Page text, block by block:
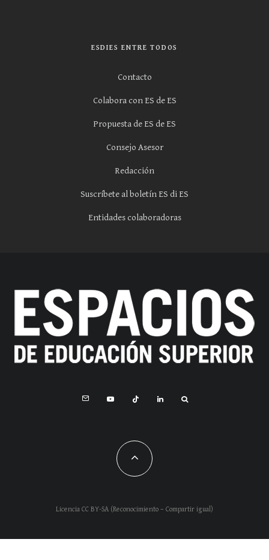
ESDIES ENTRE TODOS
Contacto
Colabora con ES de ES
Propuesta de ES de ES
Consejo Asesor
Redacción
Suscríbete al boletín ES di ES
Entidades colaboradoras
Licencia CC BY-SA (Reconocimiento – Compartir igual)